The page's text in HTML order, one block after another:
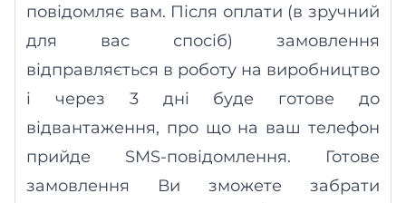
повідомляє вам. Після оплати (в зручний
для вас спосіб) замовлення
відправляється в роботу на виробництво
і через 3 дні буде готове до
відвантаження, про що на ваш телефон
прийде SMS-повідомлення. Готове
замовлення Ви зможете забрати